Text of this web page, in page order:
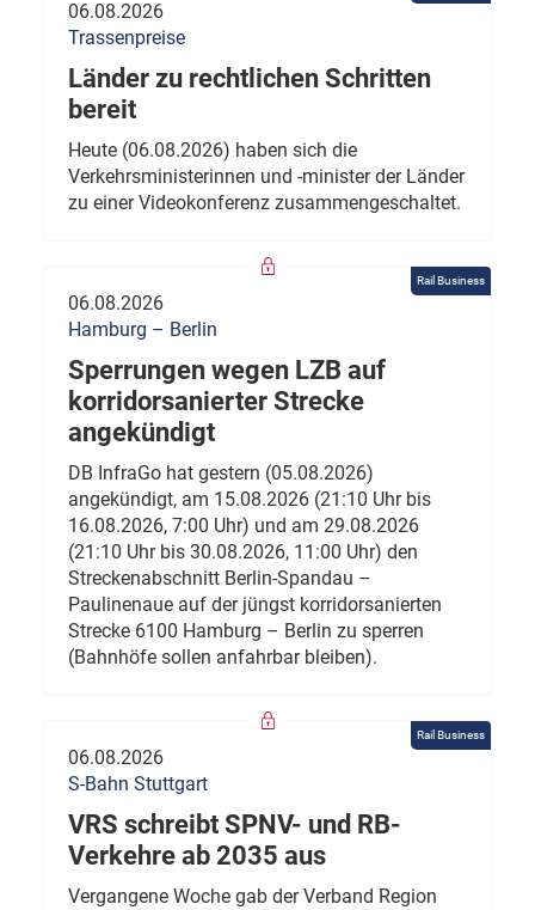
06.08.2026
Trassenpreise
Länder zu rechtlichen Schritten
bereit
Heute (06.08.2026) haben sich die
Verkehrsministerinnen und -minister der Länder
zu einer Videokonferenz zusammengeschaltet.
Rail Business
06.08.2026
Hamburg – Berlin
Sperrungen wegen LZB auf
korridorsanierter Strecke
angekündigt
DB InfraGo hat gestern (05.08.2026)
angekündigt, am 15.08.2026 (21:10 Uhr bis
16.08.2026, 7:00 Uhr) und am 29.08.2026
(21:10 Uhr bis 30.08.2026, 11:00 Uhr) den
Streckenabschnitt Berlin-Spandau –
Paulinenaue auf der jüngst korridorsanierten
Strecke 6100 Hamburg – Berlin zu sperren
(Bahnhöfe sollen anfahrbar bleiben).
Rail Business
06.08.2026
S-Bahn Stuttgart
VRS schreibt SPNV- und RB-
Verkehre ab 2035 aus
Vergangene Woche gab der Verband Region